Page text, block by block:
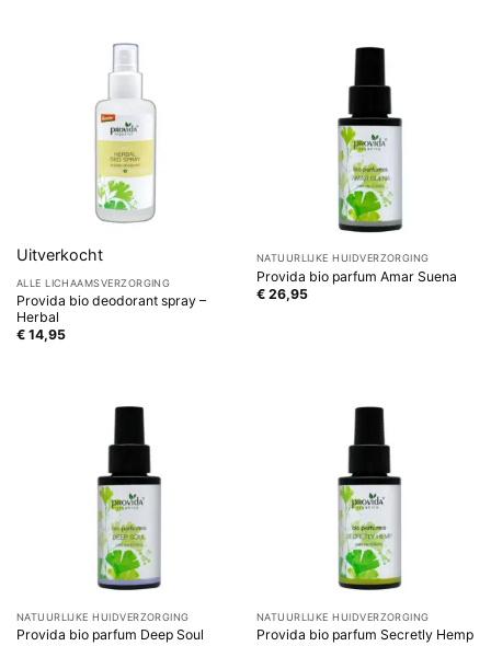
Uitverkocht
ALLE LICHAAMSVERZORGING
Provida bio deodorant spray –
Herbal
€14,95
NATUURLIJKE HUIDVERZORGING
Provida bio parfum Amar Suena
€26,95
NATUURLIJKE HUIDVERZORGING
Provida bio parfum Deep Soul
NATUURLIJKE HUIDVERZORGING
Provida bio parfum Secretly Hemp